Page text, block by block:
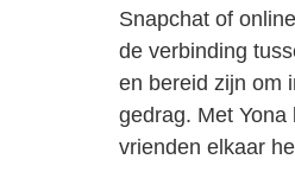
Snapchat of
de verbinding
en bereid zijn om
gedrag. Met
vrienden elkaar